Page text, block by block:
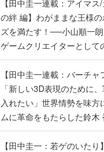
【田中圭一連載：アイマス/ガ
の絆 編】わがままな王様
ズを満たす！──小山順一朗
ゲームクリエイターとして
【若ゲのいたり最終回】
【田中圭一連載：バーチャ
「新しい3D表現のために
入れたい」世界情勢を味方
ムに革命をもたらした鈴木
のいたり】
【田中圭一：若ゲのいた